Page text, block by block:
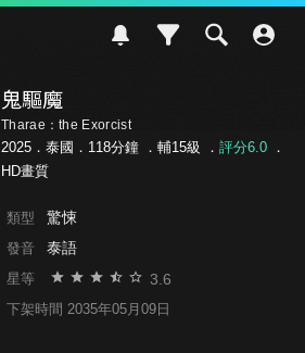
鬼驅魔
Tharae：the Exorcist
2025．泰國．118分鐘 ． 輔15級 ． 評分6.0．
HD畫質
類型 驚悚
發音 泰語
星等 3.6
下架時間 2035年05月09日